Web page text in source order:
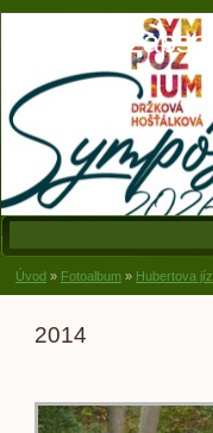
Solisko,
Úvod » Fotoalbum » Hubertova
2014